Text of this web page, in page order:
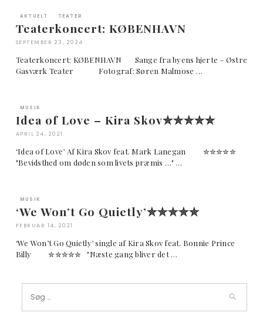
AKTUELT TEATER
Teaterkoncert: KØBENHAVN
SEPTEMBER 23, 2024
Teaterkoncert: KØBENHAVN Sange fra byens hjerte – Østre
Gasværk Teater Fotograf: Søren Malmose …
MUSIK
Idea of Love – Kira Skov✮✮✮✮✮
APRIL 24, 2021
‘Idea of Love’ Af Kira Skov feat. Mark Lanegan ✮✮✮✮✮
"Bevidsthed om døden som livets præmis …" …
MUSIK
‘We Won’t Go Quietly’✮✮✮✮✮
FEBRUAR 14, 2021
‘We Won’t Go Quietly’ single af Kira Skov feat. Bonnie Prince
Billy ✮✮✮✮✮ "Næste gang bliver det …